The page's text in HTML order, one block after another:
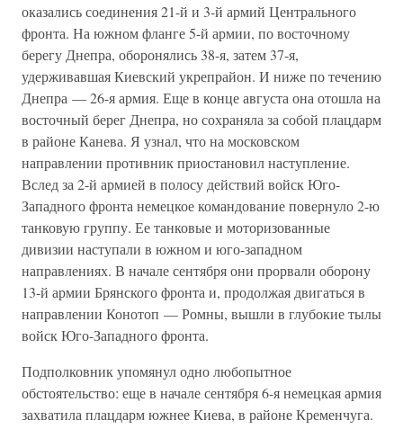
оказались соединения 21-й и 3-й армий Центрального
фронта. На южном фланге 5-й армии, по восточному
берегу Днепра, оборонялись 38-я, затем 37-я,
удерживавшая Киевский укрепрайон. И ниже по течению
Днепра — 26-я армия. Еще в конце августа она отошла на
восточный берег Днепра, но сохраняла за собой плацдарм
в районе Канева. Я узнал, что на московском
направлении противник приостановил наступление.
Вслед за 2-й армией в полосу действий войск Юго-
Западного фронта немецкое командование повернуло 2-ю
танковую группу. Ее танковые и моторизованные
дивизии наступали в южном и юго-западном
направлениях. В начале сентября они прорвали оборону
13-й армии Брянского фронта и, продолжая двигаться в
направлении Конотоп — Ромны, вышли в глубокие тылы
войск Юго-Западного фронта.
Подполковник упомянул одно любопытное
обстоятельство: еще в начале сентября 6-я немецкая армия
захватила плацдарм южнее Киева, в районе Кременчуга.